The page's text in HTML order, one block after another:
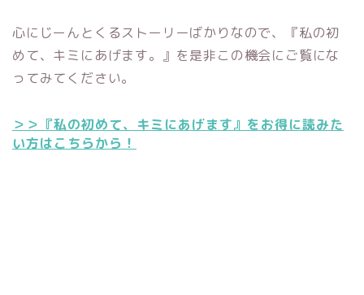
心にじーんとくるストーリーばかりなので、『私の初
めて、キミにあげます。』を是非この機会にご覧にな
ってみてください。
＞＞『私の初めて、キミにあげます』をお得に読みた
い方はこちらから！